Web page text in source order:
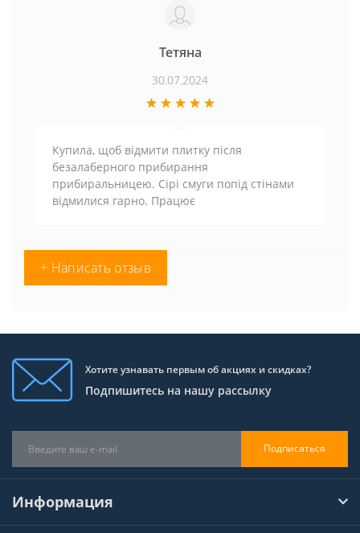
Тетяна
30.07.2024
Купила, щоб відмити плитку після
безалаберного прибирання
прибиральницею. Сірі смуги попід стінами
відмилися гарно. Працює
+ Написать отзыв
Хотите узнавать первым об акциях и скидках?
Подпишитесь на нашу рассылку
Подписаться
Информация